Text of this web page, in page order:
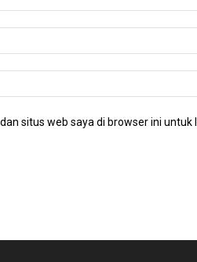
situs web saya di browser ini untuk